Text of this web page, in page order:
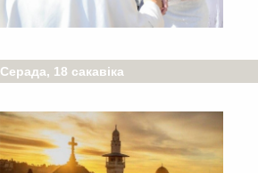
Серада, 18 сакавіка